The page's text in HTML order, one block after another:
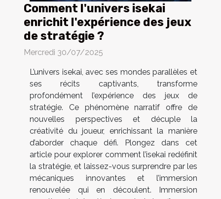
Comment l'univers isekai
enrichit l'expérience des jeux
de stratégie ?
Mercredi 30/07/2025
L’univers isekai, avec ses mondes parallèles et
ses récits captivants, transforme
profondément l’expérience des jeux de
stratégie. Ce phénomène narratif offre de
nouvelles perspectives et décuple la
créativité du joueur, enrichissant la manière
d’aborder chaque défi. Plongez dans cet
article pour explorer comment l’isekai redéfinit
la stratégie, et laissez-vous surprendre par les
mécaniques innovantes et l’immersion
renouvelée qui en découlent. Immersion